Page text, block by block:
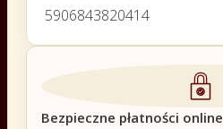
5906843820414
Bezpieczne płatności online